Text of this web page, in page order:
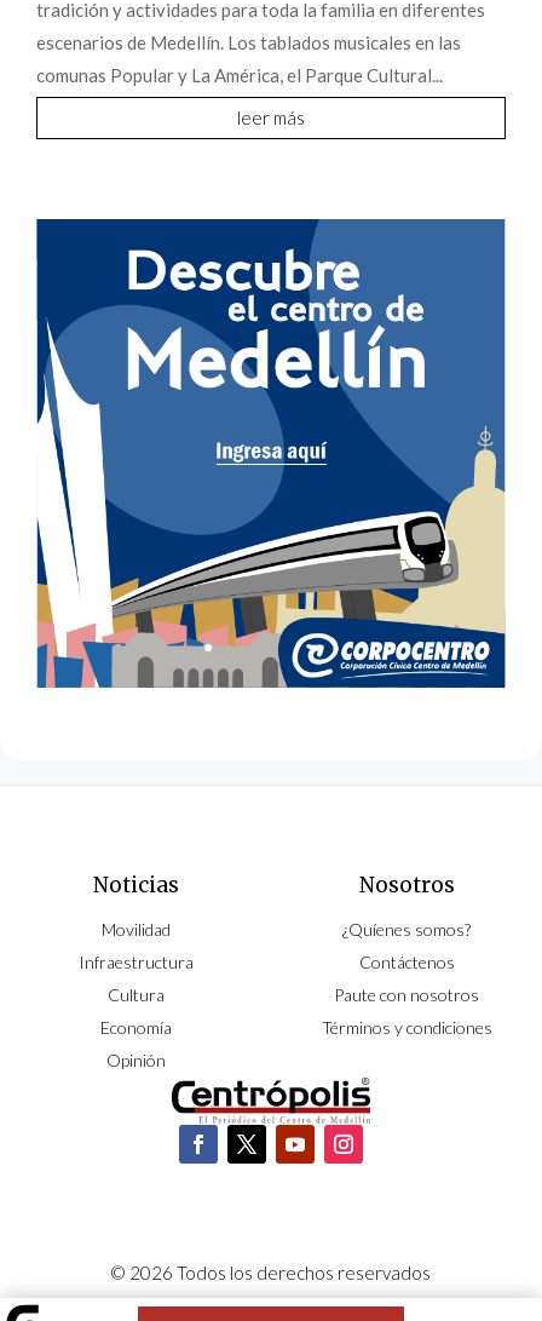
tradición y actividades para toda la familia en diferentes
escenarios de Medellín. Los tablados musicales en las
comunas Popular y La América, el Parque Cultural...
leer más
Noticias
Movilidad
Infraestructura
Cultura
Economía
Opinión
Nosotros
¿Quíenes somos?
Contáctenos
Paute con nosotros
Términos y condiciones
© 2026 Todos los derechos reservados
CORPOCENTRO | Hecho con pasión porNeoCiclo